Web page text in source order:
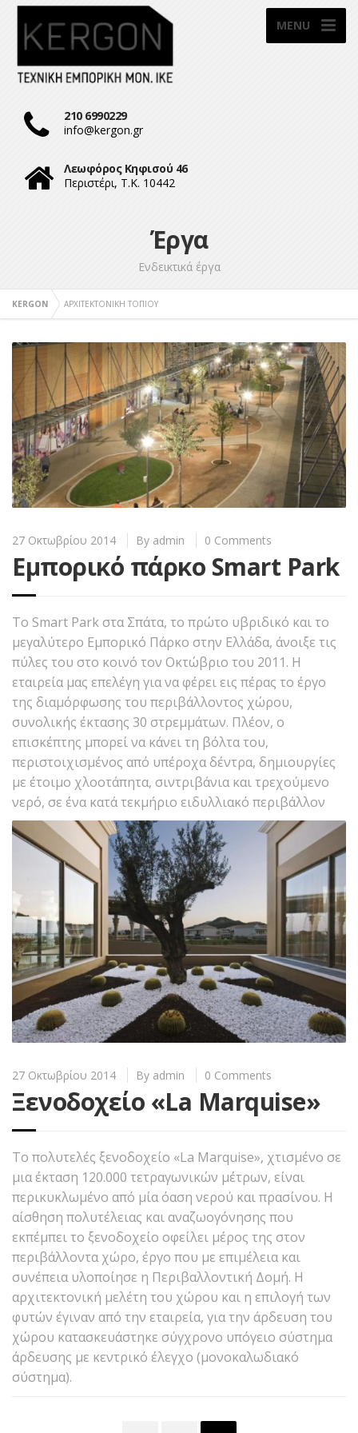
MENU
210 6990229
info@kergon.gr
Λεωφόρος Κηφισού 46
Περιστέρι, Τ.Κ. 10442
Έργα
Ενδεικτικά έργα
KERGON ΑΡΧΙΤΕΚΤΟΝΙΚΗ ΤΟΠΙΟΥ
27 Οκτωβρίου 2014 By admin 0 Comments
Εμπορικό πάρκο Smart Park
Το Smart Park στα Σπάτα, το πρώτο υβριδικό και το
μεγαλύτερο Εμπορικό Πάρκο στην Ελλάδα, άνοιξε τις
πύλες του στο κοινό τον Οκτώβριο του 2011. Η
εταιρεία μας επελέγη για να φέρει εις πέρας το έργο
της διαμόρφωσης του περιβάλλοντος χώρου,
συνολικής έκτασης 30 στρεμμάτων. Πλέον, ο
επισκέπτης μπορεί να κάνει τη βόλτα του,
περιστοιχισμένος από υπέροχα δέντρα, δημιουργίες
με έτοιμο χλοοτάπητα, σιντριβάνια και τρεχούμενο
νερό, σε ένα κατά τεκμήριο ειδυλλιακό περιβάλλον
27 Οκτωβρίου 2014 By admin 0 Comments
Ξενοδοχείο «La Marquise»
Το πολυτελές ξενοδοχείο «La Marquise», χτισμένο σε
μια έκταση 120.000 τετραγωνικών μέτρων, είναι
περικυκλωμένο από μία όαση νερού και πρασίνου. Η
αίσθηση πολυτέλειας και αναζωογόνησης που
εκπέμπει το ξενοδοχείο οφείλει μέρος της στον
περιβάλλοντα χώρο, έργο που με επιμέλεια και
συνέπεια υλοποίησε η Περιβαλλοντική Δομή. Η
αρχιτεκτονική μελέτη του χώρου και η επιλογή των
φυτών έγιναν από την εταιρεία, για την άρδευση του
χώρου κατασκευάστηκε σύγχρονο υπόγειο σύστημα
άρδευσης με κεντρικό έλεγχο (μονοκαλωδιακό
σύστημα).